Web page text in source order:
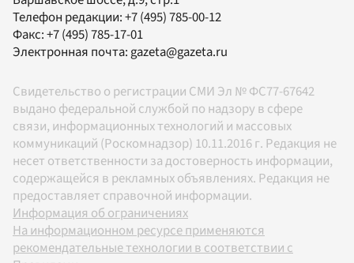
Телефон редакции:+7 (495) 785-00-12
Факс:+7 (495) 785-17-01
Электронная почта: gazeta@gazeta.ru
Свидетельство о регистрации СМИ Эл № ФС77-67642
выдано федеральной службой по надзору в сфере
связи, информационных технологий и массовых
коммуникаций (Роскомнадзор) 10.11.2016 г. Редакция не
несет ответственности за достоверность информации,
содержащейся в рекламных объявлениях. Редакция не
предоставляет справочной информации.
Информация об ограничениях
На информационном ресурсе применяются
рекомендательные технологии в соответствии с